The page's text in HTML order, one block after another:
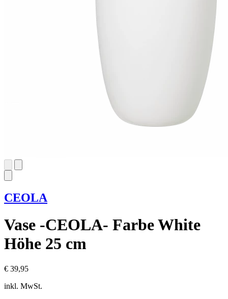
CEOLA
Vase -CEOLA- Farbe White
Höhe 25 cm
€ 39,95
inkl. MwSt.